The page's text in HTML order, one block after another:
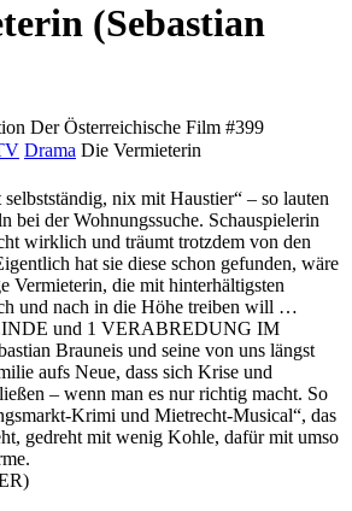
(Sebastian
Der Österreichische Film #399
Drama Die Vermieterin
nix mit Haustier“ – so lauten
bei der Wohnungssuche. Schauspielerin
wirklich und träumt trotzdem von den
hat sie diese schon gefunden, wäre
Vermieterin, die mit hinterhältigsten
und nach in die Höhe treiben will …
und 1 VERABREDUNG IM
Brauneis und seine von uns längst
aufs Neue, dass sich Krise und
– wenn man es nur richtig macht. So
Krimi und Mietrecht-Musical“, das
gedreht mit wenig Kohle, dafür mit umso